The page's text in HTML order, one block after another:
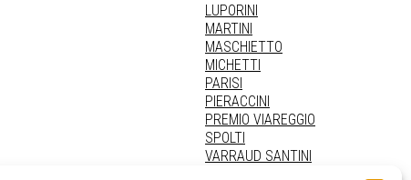
LUPORINI
MARTINI
MASCHIETTO
MICHETTI
PARISI
PIERACCINI
PREMIO VIAREGGIO
SPOLTI
VARRAUD SANTINI